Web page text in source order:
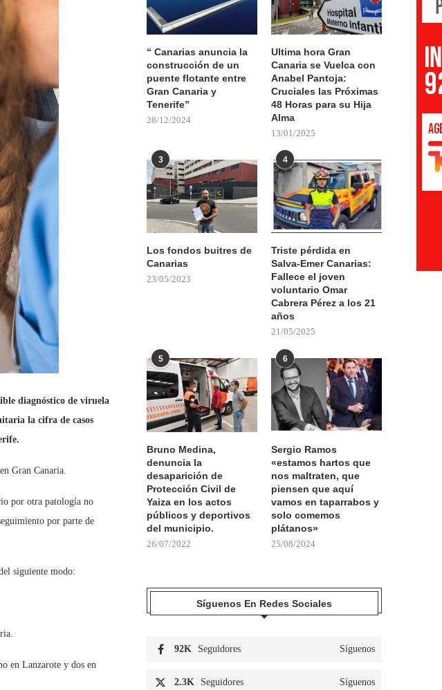
diagnóstico de viruela
la cifra de casos
Gran Canaria.
por otra patología no
por parte de
siguiente modo:
en Lanzarote y dos en
“ Canarias anuncia la
construcción de un
puente flotante entre
Gran Canaria y
Tenerife”
28/12/2024
Ultima hora Gran
Canaria se Vuelca con
Anabel Pantoja:
Cruciales las Próximas
48 Horas para su Hija
Alma
13/01/2025
3
Los fondos buitres de
Canarias
23/05/2023
4
Triste pérdida en
Salva-Emer Canarias:
Fallece el joven
voluntario Omar
Cabrera Pérez a los 21
años
21/05/2025
5
Bruno Medina,
denuncia la
desaparición de
Protección Civil de
Yaiza en los actos
públicos y deportivos
del municipio.
26/07/2022
6
Sergio Ramos
«estamos hartos que
nos maltraten, que
piensen que aquí
vamos en taparrabos y
solo comemos
plátanos»
25/08/2024
Síguenos En Redes Sociales
92K Seguidores Síguenos
2.3K Seguidores Síguenos